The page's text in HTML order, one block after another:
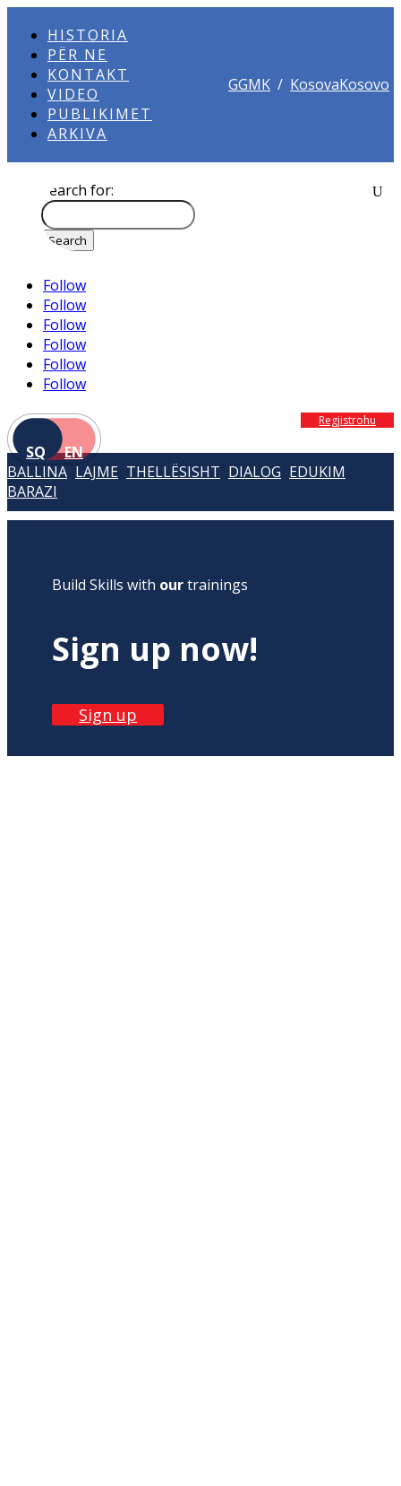
HISTORIA
PËR NE
KONTAKT
VIDEO
PUBLIKIMET
ARKIVA
GGMK / KosovaKosovo
Search for:
Follow
Follow
Follow
Follow
Follow
Follow
SQ EN
Regjistrohu
BALLINA LAJME THELLËSISHT DIALOG EDUKIM
BARAZI
Build Skills with ourtrainings
Sign up now!
Sign up